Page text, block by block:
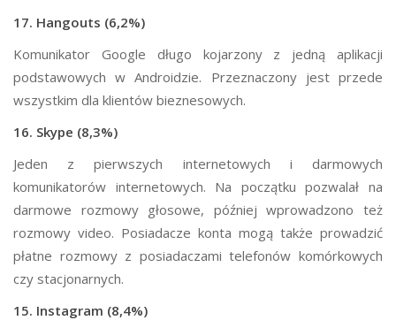
17. Hangouts (6,2%)
Komunikator Google długo kojarzony z jedną aplikacji
podstawowych w Androidzie. Przeznaczony jest przede
wszystkim dla klientów bieznesowych.
16. Skype (8,3%)
Jeden z pierwszych internetowych i darmowych
komunikatorów internetowych. Na początku pozwalał na
darmowe rozmowy głosowe, później wprowadzono też
rozmowy video. Posiadacze konta mogą także prowadzić
płatne rozmowy z posiadaczami telefonów komórkowych
czy stacjonarnych.
15. Instagram (8,4%)